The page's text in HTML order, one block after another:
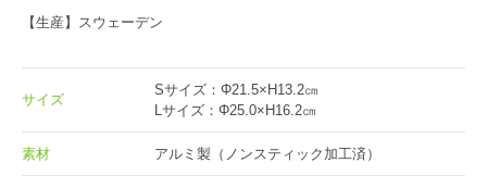
【生産】スウェーデン
サイズ
Sサイズ：Φ21.5×H13.2㎝
Lサイズ：Φ25.0×H16.2㎝
素材 アルミ製（ノンスティック加工済）